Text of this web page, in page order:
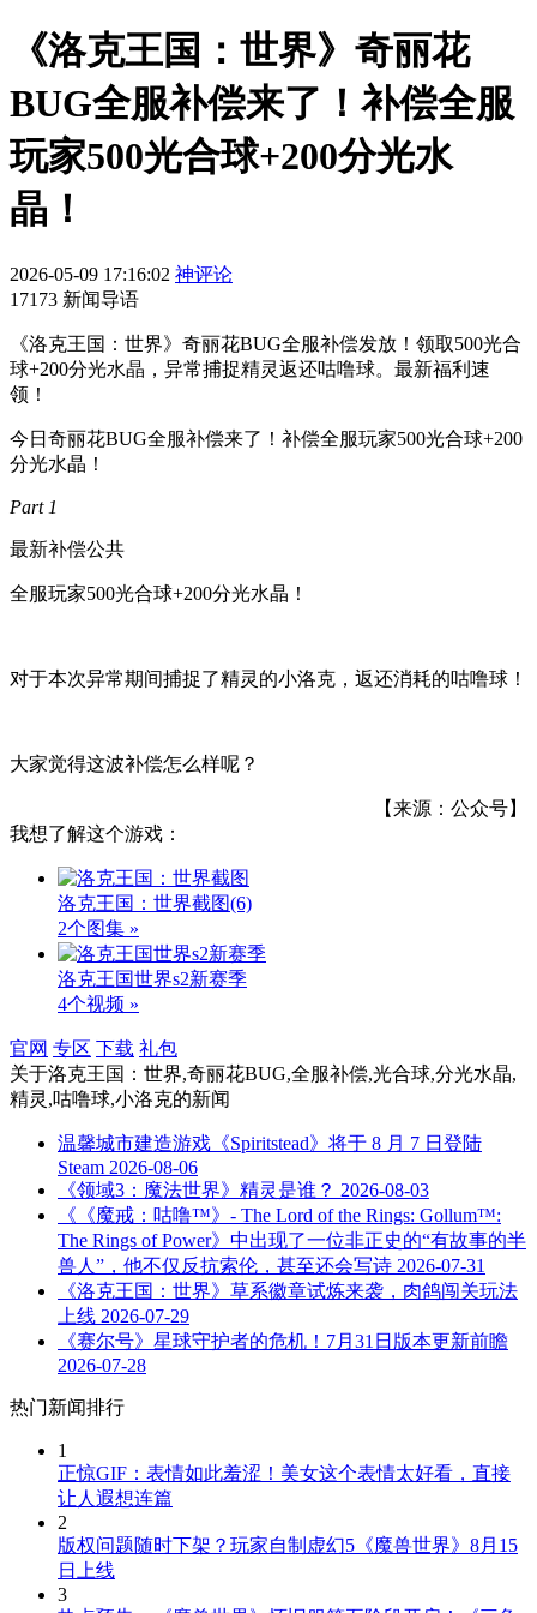
《洛克王国：世界》奇丽花
BUG全服补偿来了！补偿全服
玩家500光合球+200分光水
晶！
2026-05-09 17:16:02 神评论
17173 新闻导语
《洛克王国：世界》奇丽花BUG全服补偿发放！领取500光合
球+200分光水晶，异常捕捉精灵返还咕噜球。最新福利速
领！
今日奇丽花BUG全服补偿来了！补偿全服玩家500光合球+200
分光水晶！
Part 1
最新补偿公共
全服玩家500光合球+200分光水晶！
对于本次异常期间捕捉了精灵的小洛克，返还消耗的咕噜球！
大家觉得这波补偿怎么样呢？
【来源：公众号】
我想了解这个游戏：
洛克王国：世界截图(6)
2个图集 »
洛克王国世界s2新赛季
4个视频 »
官网 专区 下载 礼包
关于洛克王国：世界,奇丽花BUG,全服补偿,光合球,分光水晶,
精灵,咕噜球,小洛克的新闻
温馨城市建造游戏《Spiritstead》将于 8 月 7 日登陆
Steam 2026-08-06
《领域3：魔法世界》精灵是谁？ 2026-08-03
《《魔戒：咕噜™》- The Lord of the Rings: Gollum™:
The Rings of Power》中出现了一位非正史的“有故事的半
兽人”，他不仅反抗索伦，甚至还会写诗 2026-07-31
《洛克王国：世界》草系徽章试炼来袭，肉鸽闯关玩法
上线 2026-07-29
《赛尔号》星球守护者的危机！7月31日版本更新前瞻
2026-07-28
热门新闻排行
1
正惊GIF：表情如此羞涩！美女这个表情太好看，直接
让人遐想连篇
2
版权问题随时下架？玩家自制虚幻5《魔兽世界》8月15
日上线
3